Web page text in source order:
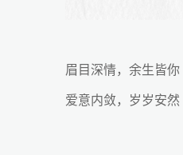
眉目深情，余生皆你
爱意内敛，岁岁安然